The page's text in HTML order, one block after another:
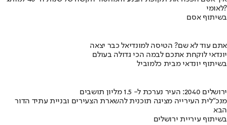
לאומי?
בשיתוף אסם
אתם עוד לא שם? הטיסה למונדיאל כבר יצאה
יונדאי לוקחת אתכם לבמה הכי גדולה בעולם
בשיתוף יונדאי מבית כלמוביל
ירושלים 2040: העיר נערכת ל- 1.5 מליון תושבים
מנכ"לית העירייה מציגה תוכנית להשארת הצעירים ובניית עתיד הדור
הבא
בשיתוף עיריית ירושלים